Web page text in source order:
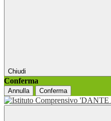
Chiudi
Conferma
Annulla Conferma